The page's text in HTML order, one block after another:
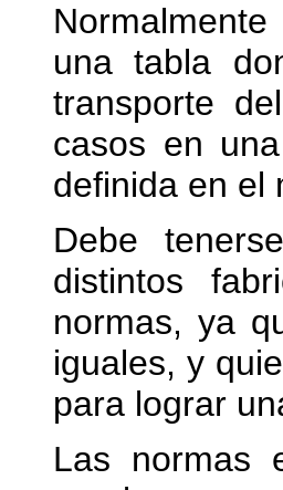
una tabla
transporte
casos en
definida en el
Debe
distintos
normas, ya
iguales, y
para lograr
Las normas